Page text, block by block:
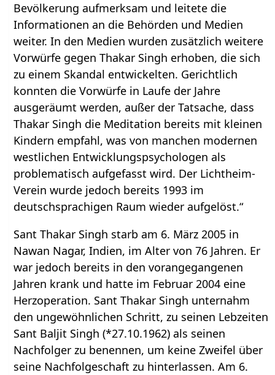
Bevölkerung aufmerksam und leitete die
Informationen an die Behörden und Medien
weiter. In den Medien wurden zusätzlich weitere
Vorwürfe gegen Thakar Singh erhoben, die sich
zu einem Skandal entwickelten. Gerichtlich
konnten die Vorwürfe in Laufe der Jahre
ausgeräumt werden, außer der Tatsache, dass
Thakar Singh die Meditation bereits mit kleinen
Kindern empfahl, was von manchen modernen
westlichen Entwicklungspsychologen als
problematisch aufgefasst wird. Der Lichtheim-
Verein wurde jedoch bereits 1993 im
deutschsprachigen Raum wieder aufgelöst.“
Sant Thakar Singh starb am 6. März 2005 in
Nawan Nagar, Indien, im Alter von 76 Jahren. Er
war jedoch bereits in den vorangegangenen
Jahren krank und hatte im Februar 2004 eine
Herzoperation. Sant Thakar Singh unternahm
den ungewöhnlichen Schritt, zu seinen Lebzeiten
Sant Baljit Singh (*27.10.1962) als seinen
Nachfolger zu benennen, um keine Zweifel über
seine Nachfolgeschaft zu hinterlassen. Am 6.